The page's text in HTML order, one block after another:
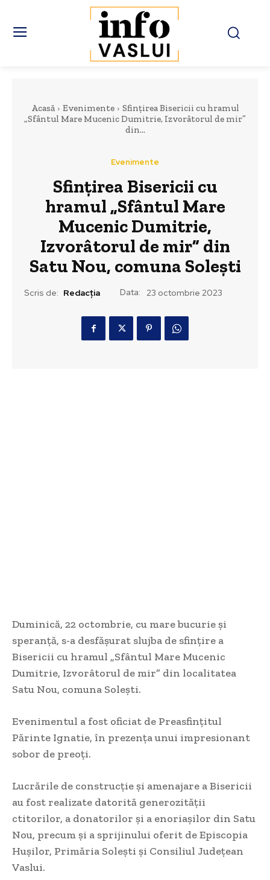
Acasă Evenimente
Sfințirea Bisericii cu hramul
„Sfântul Mare Mucenic Dumitrie, Izvorâtorul de mir”
din...
Evenimente
Sfințirea Bisericii cu
hramul „Sfântul Mare
Mucenic Dumitrie,
Izvorâtorul de mir” din
Satu Nou, comuna Solești
Scris de: Redacția Data: 23 octombrie 2023
Duminică, 22 octombrie, cu mare bucurie și
speranță, s-a desfășurat slujba de sfințire a
Bisericii cu hramul „Sfântul Mare Mucenic
Dumitrie, Izvorâtorul de mir” din localitatea
Satu Nou, comuna Solești.
Evenimentul a fost oficiat de Preasfințitul
Părinte Ignatie, în prezența unui impresionant
sobor de preoți.
Lucrările de construcție și amenajare a Bisericii
au fost realizate datorită generozității
ctitorilor, a donatorilor și a enoriașilor din Satu
Nou, precum și a sprijinului oferit de Episcopia
Hușilor, Primăria Solești și Consiliul Județean
Vaslui.